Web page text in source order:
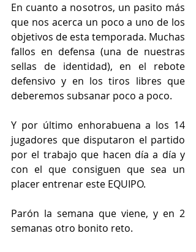
En cuanto a nosotros, un pasito más
que nos acerca un poco a uno de los
objetivos de esta temporada. Muchas
fallos en defensa (una de nuestras
sellas de identidad), en el rebote
defensivo y en los tiros libres que
deberemos subsanar poco a poco.
Y por último enhorabuena a los 14
jugadores que disputaron el partido
por el trabajo que hacen día a día y
con el que consiguen que sea un
placer entrenar este EQUIPO.
Parón la semana que viene, y en 2
semanas otro bonito reto.